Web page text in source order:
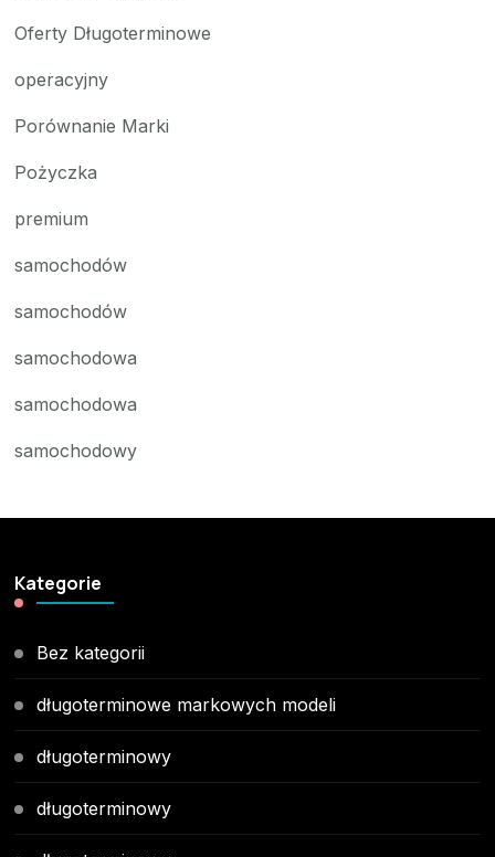
Oferty Długoterminowe
operacyjny
Porównanie Marki
Pożyczka
premium
samochodów
samochodów
samochodowa
samochodowa
samochodowy
Kategorie
Bez kategorii
długoterminowe markowych modeli
długoterminowy
długoterminowy